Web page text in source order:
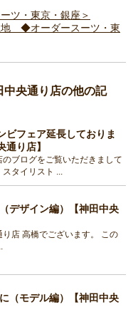
ツ・東京・銀座＞
地 ◆オーダースーツ・東
央通り店の他の記
ビフェア延長しておりま
り店】
のブログをご覧いただきまして
タイリスト ...
デザイン編）【神田中央
り店 高橋でございます。 この
（モデル編）【神田中央